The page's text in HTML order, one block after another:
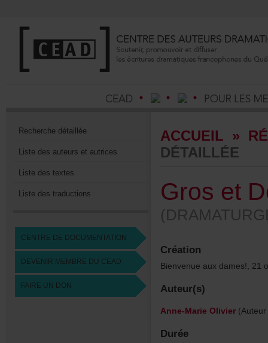
Recherchedétaillée
Listedesauteursetautrices
Listedestextes
Listedestraductions
CENTREDEDOCUMENTATION
DEVENIRMEMBREDUCEAD
FAIREUNDON
ACCUEIL »
DÉTAILLÉE
Création
Auteur(s)
Anne-MarieOlivier
Durée